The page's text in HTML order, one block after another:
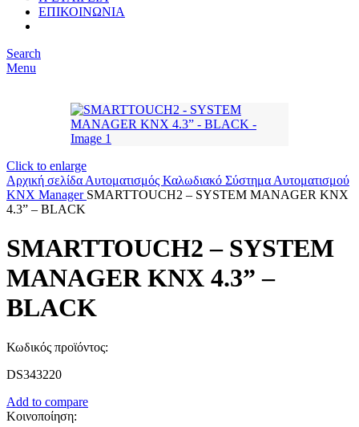
ΕΠΙΚΟΙΝΩΝΙΑ
Search
Menu
Click to enlarge
Αρχική σελίδα Αυτοματισμός Καλωδιακό Σύστημα Αυτοματισμού
KNX Manager SMARTTOUCH2 – SYSTEM MANAGER KNX
4.3” – BLACK
SMARTTOUCH2 – SYSTEM
MANAGER KNX 4.3” –
BLACK
Κωδικός προϊόντος:
DS343220
Add to compare
Κοινοποίηση: